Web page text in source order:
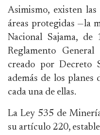
Asimismo, existen
áreas protegidas —la
Nacional Sajama,
Reglamento
creado por Decreto
además de los planes
cada una de ellas.
La Ley 535 de
su artículo 220,